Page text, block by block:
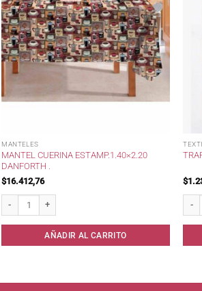
MANTELES
MANTEL CUERINA ESTAMP.1.40×2.20
DANFORTH .
$16.412,76
AÑADIR AL CARRITO
$